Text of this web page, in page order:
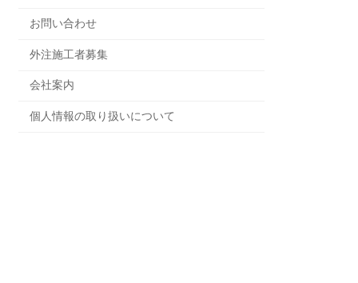
お問い合わせ
外注施工者募集
会社案内
個人情報の取り扱いについて